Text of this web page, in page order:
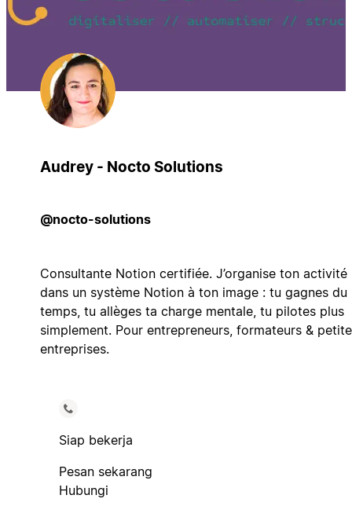
Audrey - Nocto Solutions
@nocto-solutions
Consultante Notion certifiée. J’organise ton activité
dans un système Notion à ton image : tu gagnes du
temps, tu allèges ta charge mentale, tu pilotes plus
simplement. Pour entrepreneurs, formateurs &
entreprises.
Siap bekerja
Pesan sekarang
Hubungi